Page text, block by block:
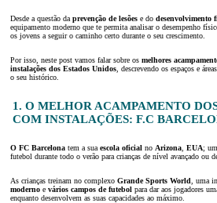
Desde a questão da prevenção de lesões e do desenvolvimento
equipamento moderno que te permita analisar o desempenho
os jovens a seguir o caminho certo durante o seu crescimento.
Por isso, neste post vamos falar sobre os melhores
instalações dos Estados Unidos , descrevendo os espaços e
o seu histórico.
1. O MELHOR ACAMPAMENTO
COM INSTALAÇÕES: F.C
O FC Barcelona tem a sua escola oficial no Arizona EUA;
futebol durante todo o verão para crianças de nível avançado ou
As crianças treinam no complexo Grande Sports World , uma
moderno e vários campos de futebol para dar aos jogadores
enquanto desenvolvem as suas capacidades ao máximo.